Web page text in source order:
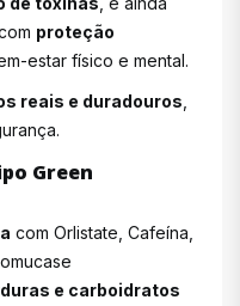
proteção
estar físico e mental.
reais e duradouros
Green
com Orlistate, Cafeína,
e carboidratos